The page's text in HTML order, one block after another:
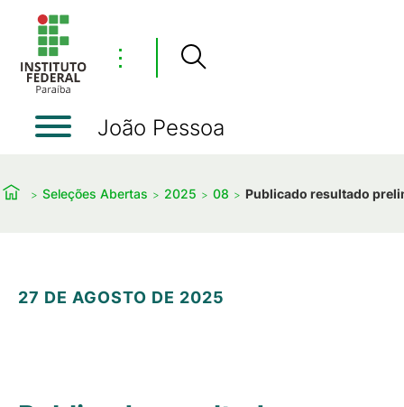
⋮
João Pessoa
Seleções Abertas 2025 08 Publicado resultado
27 DE AGOSTO DE 2025